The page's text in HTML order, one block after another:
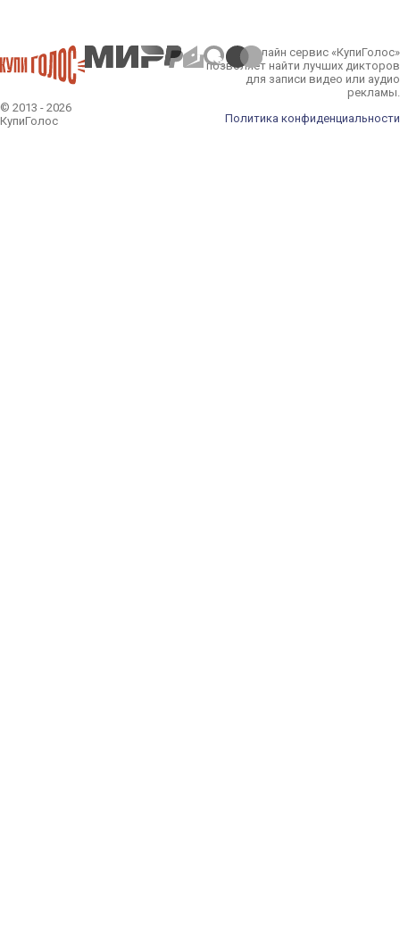
© 2013 - 2026
КупиГолос
Онлайн сервис «КупиГолос»
позволяет найти лучших дикторов
для записи видео или аудио
рекламы.
Политика конфиденциальности